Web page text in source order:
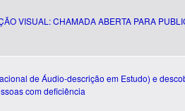
VISUAL: CHAMADA ABERTA PARA
de Áudio-descrição em Estudo) e
com deficiência